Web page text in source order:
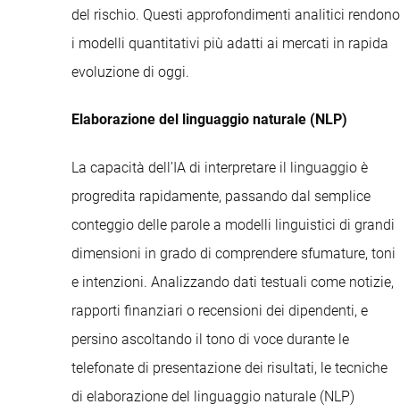
del rischio. Questi approfondimenti analitici rendono
i modelli quantitativi più adatti ai mercati in rapida
evoluzione di oggi.
Elaborazione del linguaggio naturale (NLP)
La capacità dell’IA di interpretare il linguaggio è
progredita rapidamente, passando dal semplice
conteggio delle parole a modelli linguistici di grandi
dimensioni in grado di comprendere sfumature, toni
e intenzioni. Analizzando dati testuali come notizie,
rapporti finanziari o recensioni dei dipendenti, e
persino ascoltando il tono di voce durante le
telefonate di presentazione dei risultati, le tecniche
di elaborazione del linguaggio naturale (NLP)